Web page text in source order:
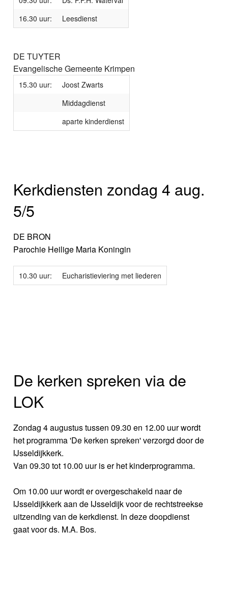
16.30 uur:
Leesdienst
DE TUYTER
Evangelische Gemeente Krimpen
15.30 uur:
Joost Zwarts
Middagdienst
aparte kinderdienst
Kerkdiensten zondag 4 aug.
5/5
DE BRON
Parochie Heilige Maria Koningin
10.30 uur: Eucharistieviering met liederen
De kerken spreken via de
LOK
Zondag 4 augustus tussen 09.30 en 12.00 uur wordt
het programma 'De kerken spreken' verzorgd door de
IJsseldijkkerk.
Van 09.30 tot 10.00 uur is er het kinderprogramma.
Om 10.00 uur wordt er overgeschakeld naar de
IJsseldijkkerk aan de IJsseldijk voor de rechtstreekse
uitzending van de kerkdienst. In deze doopdienst
gaat voor ds. M.A. Bos.